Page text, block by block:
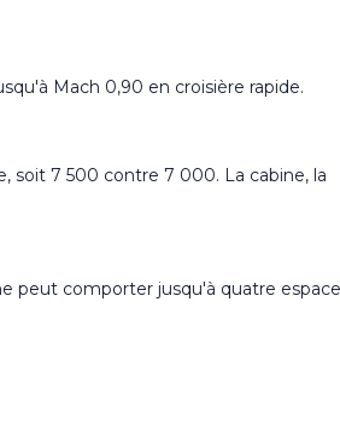
Mach 0,90 en croisière rapide.
soit 7 500 contre 7 000. La cabine, la
peut comporter jusqu'à quatre